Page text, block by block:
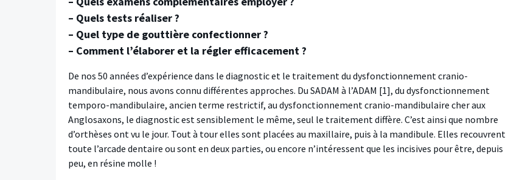
– Quels tests réaliser ?
– Quel type de gouttière confectionner ?
– Comment l’élaborer et la régler efficacement ?
De nos 50 années d’expérience dans le diagnostic et le traitement du dysfonctionnement cranio-
mandibulaire, nous avons connu différentes approches. Du SADAM à l’ADAM [1], du dysfonctionnement
temporo-mandibulaire, ancien terme restrictif, au dysfonctionnement cranio-mandibulaire cher aux
Anglosaxons, le diagnostic est sensiblement le même, seul le traitement diffère. C’est ainsi que nombre
d’orthèses ont vu le jour. Tout à tour elles sont placées au maxillaire, puis à la mandibule. Elles recouvrent
toute l’arcade dentaire ou sont en deux parties, ou encore n’intéressent que les incisives pour être, depuis
peu, en résine molle !